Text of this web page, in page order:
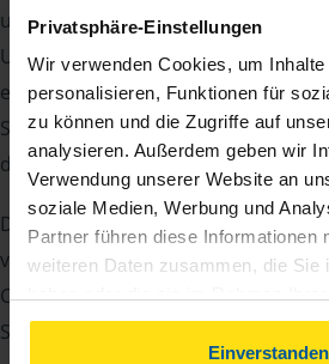
Privatsphäre-Einstellungen
Wir verwenden Cookies, um
personalisieren, Funktionen für
zu können und die Zugriffe auf
analysieren. Außerdem geben wir
Verwendung unserer Website an
soziale Medien, Werbung und
Partner führen diese Informationen
weiteren Daten zusammen, die Sie
gesammelt haben. Indem Sie auf
können Sie der Verwendung von
Einverstanden
unsere Beraterinnen und Berater
Unterlagen von Ihnen. Dazu gehört
elektronische
Steueridentifikationsnummer, der
die Bescheinigung über das
Damit Sie sich gut vorbereiten
vielen Nachweise vergessen, stellen
Checkliste für Arbeitnehmer,
Studenten sowie Rentner zur